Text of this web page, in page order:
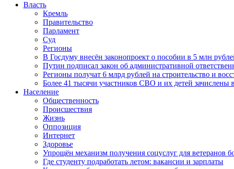
Власть
Кремль
Правительство
Парламент
Суд
Регионы
В Госдуму внесён законопроект о пособии в 5 млн
Путин подписал закон об административной
Регионы получат 6 млрд рублей на строительство и
Более 41 тысячи участников СВО и их детей зачислены
Население
Общественность
Происшествия
Жизнь
Оппозиция
Интернет
Здоровье
Упрощён механизм получения соцуслуг для ветеранов
Где студенту подработать летом: вакансии и зарплаты